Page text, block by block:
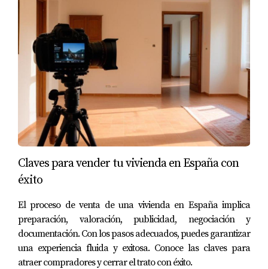
internacionales, no dudes en contactar conmigo,
Amparo Lillo. Estoy aquí para ayudarte a hacer realidad
tus objetivos inmobiliarios.
Preguntas Frecuentes
¿Qué tipo de propiedades buscan los
compradores internacionales?
Los compradores internacionales suelen buscar
propiedades bien ubicadas con buenas conexiones al
transporte público y servicios cercanos. También valoran
características como la eficiencia energética y el diseño
¿Cuáles son las mejores zonas para invertir en
Madrid?
Zonas como Chamartín, Malasaña y Tetuán son
Claves para vender tu vivienda en España con
éxito
El proceso de venta de una vivienda en España implica
preparación, valoración, publicidad, negociación y
documentación. Con los pasos adecuados, puedes garantizar
una experiencia fluida y exitosa. Conoce las claves para
atraer compradores y cerrar el trato con éxito.